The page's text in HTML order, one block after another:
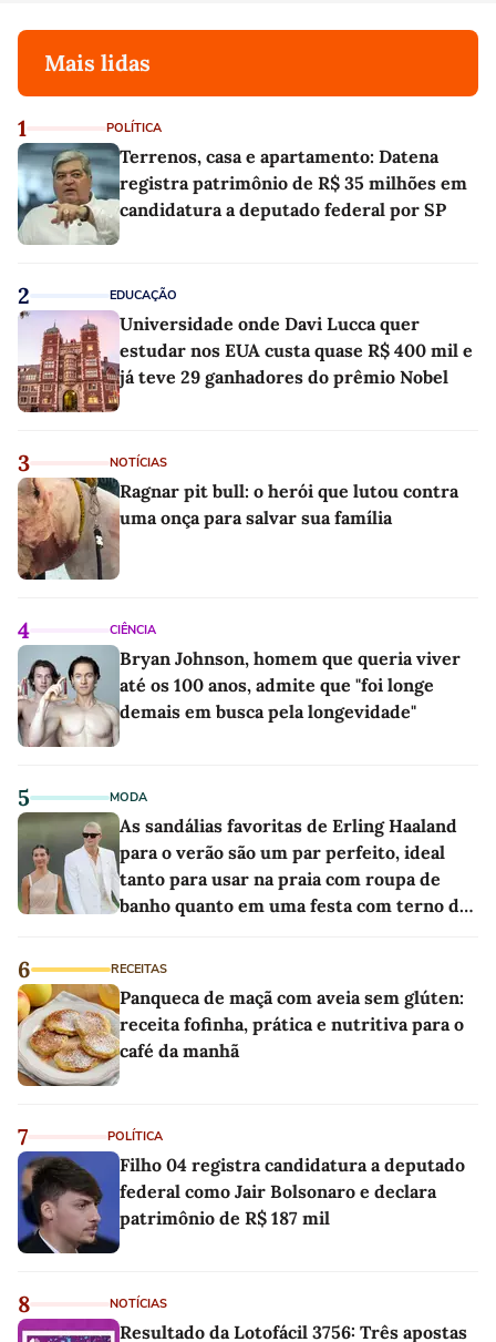
Mais lidas
1 POLÍTICA
Terrenos, casa e apartamento: Datena
registra patrimônio de R$ 35 milhões em
candidatura a deputado federal por SP
2 EDUCAÇÃO
Universidade onde Davi Lucca quer
estudar nos EUA custa quase R$ 400 mil e
já teve 29 ganhadores do prêmio Nobel
3 NOTÍCIAS
Ragnar pit bull: o herói que lutou contra
uma onça para salvar sua família
4 CIÊNCIA
Bryan Johnson, homem que queria viver
até os 100 anos, admite que "foi longe
demais em busca pela longevidade"
5 MODA
As sandálias favoritas de Erling Haaland
para o verão são um par perfeito, ideal
tanto para usar na praia com roupa de
banho quanto em uma festa com terno de
6 RECEITAS
Panqueca de maçã com aveia sem glúten:
receita fofinha, prática e nutritiva para o
café da manhã
7 POLÍTICA
Filho 04 registra candidatura a deputado
federal como Jair Bolsonaro e declara
patrimônio de R$ 187 mil
8 NOTÍCIAS
Resultado da Lotofácil 3756: Três apostas